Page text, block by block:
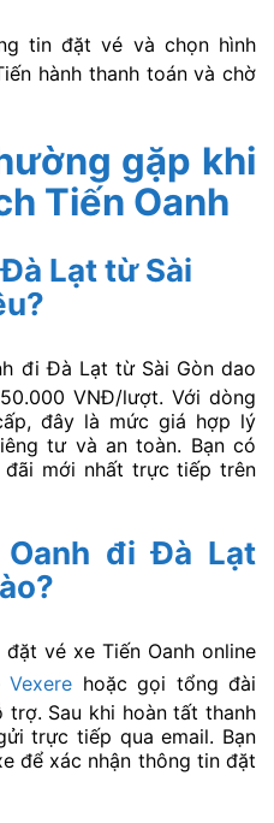
tin đặt vé và chọn hình
hành thanh toán và chờ
gặp khi
Tiến Oanh
Lạt từ Sài
đi Đà Lạt từ Sài Gòn dao
VNĐ/lượt. Với dòng
đây là mức giá hợp lý
tư và an toàn. Bạn có
mới nhất trực tiếp trên
đi Đà Lạt
vé xe Tiến Oanh online
Vexere hoặc gọi tổng đài
Sau khi hoàn tất thanh
trực tiếp qua email. Bạn
để xác nhận thông tin đặt